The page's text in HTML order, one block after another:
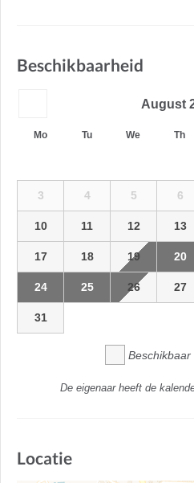
Beschikbaarheid
August
Mo Tu We Th
3 4 5 6
10 11 12 13
17 18 19 20
24 25 26 27
31
Beschikbaar
De eigenaar heeft de
Locatie